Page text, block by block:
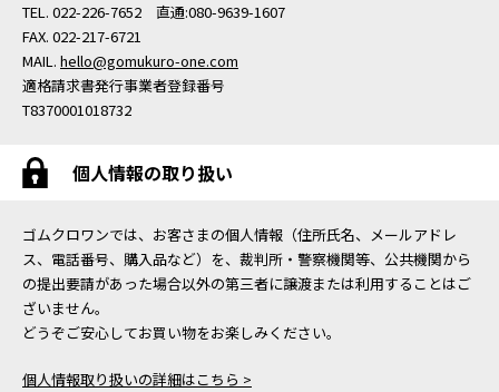
TEL. 022-226-7652 直通:080-9639-1607
FAX. 022-217-6721
MAIL. hello@gomukuro-one.com
適格請求書発行事業者登録番号
T8370001018732
個人情報の取り扱い
ゴムクロワンでは、お客さまの個人情報（住所氏名、メールアドレ
ス、電話番号、購入品など）を、裁判所・警察機関等、公共機関から
の提出要請があった場合以外の第三者に譲渡または利用することはご
ざいません。
どうぞご安心してお買い物をお楽しみください。
個人情報取り扱いの詳細はこちら >